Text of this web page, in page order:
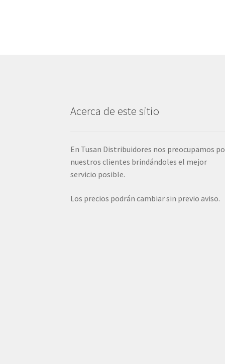
Acerca de este sitio
En Tusan Distribuidores nos preocupamos
nuestros clientes brindándoles el mejor
servicio posible.
Los precios podrán cambiar sin previo aviso.